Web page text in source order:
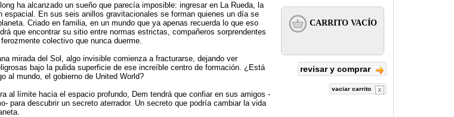
ha alcanzado un sueño que parecía imposible: ingresar en La Rueda, la
espacial. En sus seis anillos gravitacionales se forman quienes un día se
Criado en familia, en un mundo que ya apenas recuerda lo que eso
que encontrar su sitio entre normas estrictas, compañeros sorprendentes
colectivo que nunca duerme.
mirada del Sol, algo invisible comienza a fracturarse, dejando ver
bajo la pulida superficie de ese increíble centro de formación. ¿Está
al mundo, el gobierno de United World?
al límite hacia el espacio profundo, Dem tendrá que confiar en sus amigos -
para descubrir un secreto aterrador. Un secreto que podría cambiar la vida
revisar y comprar
vaciar carrito